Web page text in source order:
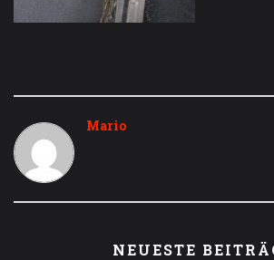
Mario
NEUESTE